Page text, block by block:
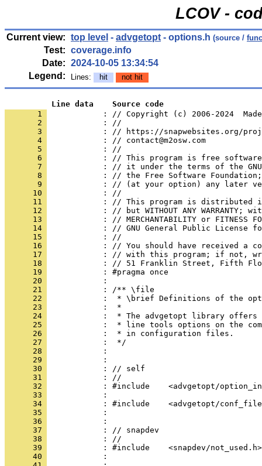
LCOV -
Current view: top level - advgetopt - options.h (source /
Test: coverage.info
Date: 2024-10-05 13:34:54
Legend:
Lines: hit not hit
          Line data    Source code
       1
: // Copyright (c) 2006-2024
       2
            : //
       3
: // https://snapwebsites.org/
       4
            : // contact@m2osw.com
       5
            : //
       6
: // This program is free
       7
: // it under the terms of the
       8
: // the Free Software
       9
: // (at your option) any later
      10
            : //
      11
: // This program is distributed
      12
: // but WITHOUT ANY WARRANTY;
      13
: // MERCHANTABILITY or FITNESS
      14
: // GNU General Public License
      15
            : //
      16
: // You should have received a
      17
: // with this program; if not,
      18
: // 51 Franklin Street, Fifth
      19
            : #pragma once
      20
            :
      21
            : /** \file
      22
:  * \brief Definitions of the
      23
            :  *
      24
:  * The advgetopt library
      25
:  * line tools options on the
      26
            :  * in configuration files.
      27
            :  */
      28
            :
      29
            :
      30
            : // self
      31
            : //
      32
: #include    <advgetopt/
      33
            :
      34
: #include    <advgetopt/
      35
            :
      36
            :
      37
            : // snapdev
      38
            : //
      39
            : #include    <snapdev/not_used.h>
      40
            :